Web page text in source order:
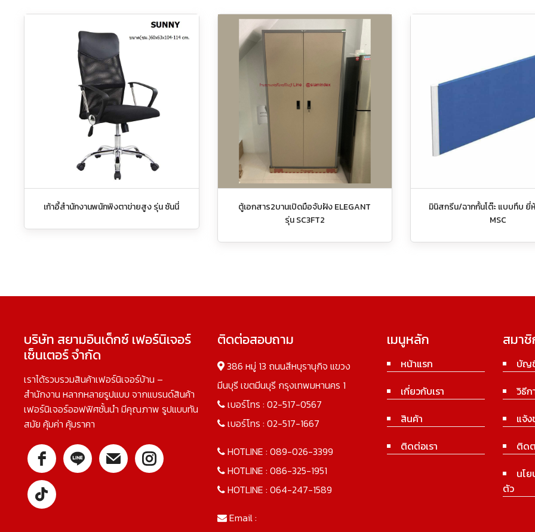
เก้าอี้สำนักงานพนักพิงตาข่ายสูง รุ่น ซันนี่
ตู้เอกสาร2บานเปิดมือจับฝัง ELEGANT
รุ่น SC3FT2
มินิสกรีน/ฉากกั้นโต๊ะ แบบทึบ ยี่
MSC
บริษัท สยามอินเด็กซ์ เฟอร์นิเจอร์
เซ็นเตอร์ จำกัด
เราได้รวบรวมสินค้าเฟอร์นิเจอร์บ้าน –
สำนักงาน หลากหลายรูปแบบ จากแบรนด์สินค้า
เฟอร์นิเจอร์ออฟฟิศชั้นนำ มีคุณภาพ รูปแบบทัน
สมัย คุ้มค่า คุ้มราคา
ติดต่อสอบถาม
386 หมู่ 13 ถนนสีหบุรานุกิจ แขวง
มีนบุรี เขตมีนบุรี กรุงเทพมหานคร 1
เบอร์โทร : 02-517-0567
เบอร์โทร : 02-517-1667
HOTLINE : 089-026-3399
HOTLINE : 086-325-1951
HOTLINE : 064-247-1589
Email :
เมนูหลัก
หน้าแรก
เกี่ยวกับเรา
สินค้า
ติดต่อเรา
สมา
บัญ
วิธีก
แจ้ง
ติด
นโ
ตัว